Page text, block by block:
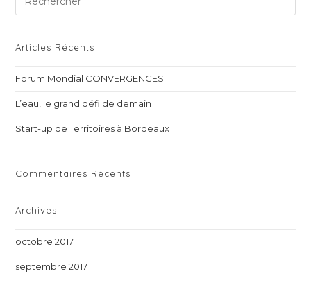
Articles Récents
Forum Mondial CONVERGENCES
L’eau, le grand défi de demain
Start-up de Territoires à Bordeaux
Commentaires Récents
Archives
octobre 2017
septembre 2017